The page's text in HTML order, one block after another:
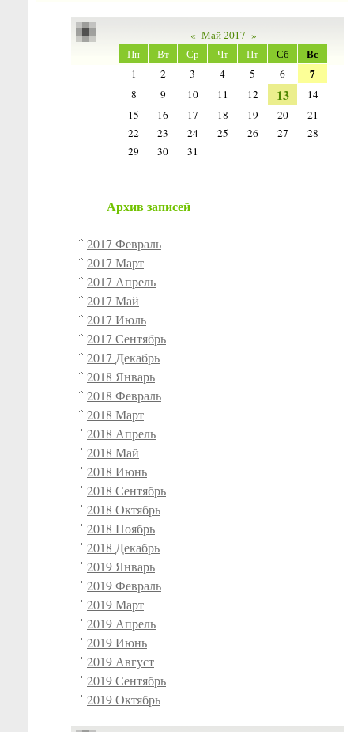
« Май 2017 »
Пн
Вт Ср Чт Пт Сб Вс
1 2 3 4 5 6 7
8 9 10 11 12 13
14
15
16 17 18 19 20
21
22
23 24 25 26 27
28
29
30 31
Архив записей
2017 Февраль
2017 Март
2017 Апрель
2017 Май
2017 Июль
2017 Сентябрь
2017 Декабрь
2018 Январь
2018 Февраль
2018 Март
2018 Апрель
2018 Май
2018 Июнь
2018 Сентябрь
2018 Октябрь
2018 Ноябрь
2018 Декабрь
2019 Январь
2019 Февраль
2019 Март
2019 Апрель
2019 Июнь
2019 Август
2019 Сентябрь
2019 Октябрь